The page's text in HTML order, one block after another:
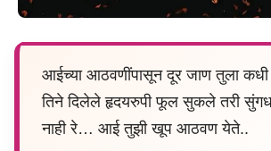
आईच्या आठवणींपासून दूर जाण तुला कधी
तिने दिलेले हृदयरुपी फूल सुकले तरी सुंगध
नाही रे… आई तुझी खूप आठवण येते..